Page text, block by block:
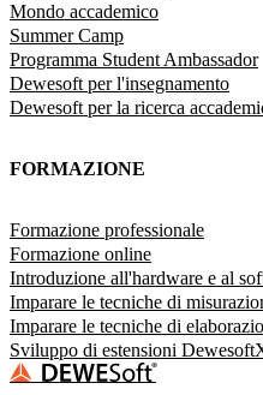
Mondo accademico
Summer Camp
Programma Student Ambassador
Dewesoft per l'insegnamento
Dewesoft per la ricerca
FORMAZIONE
Formazione professionale
Formazione online
Introduzione all'hardware e al
Imparare le tecniche di
Imparare le tecniche di
Sviluppo di estensioni